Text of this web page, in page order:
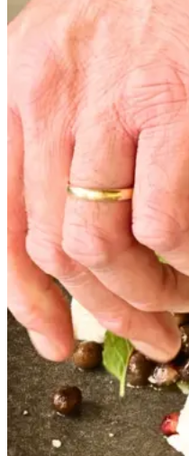
SiriusærterSiriusært
er medmed
mynte
mynte og
og
granatæble
granatæb
le
Gem opskrift